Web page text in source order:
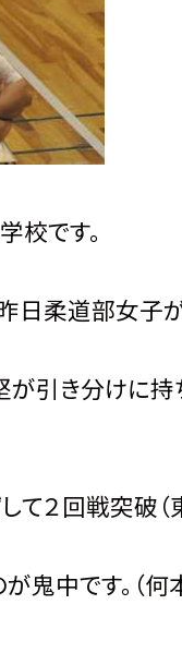
です。
日柔道部女子
が引き分けに
２回戦突破（
鬼中です。（